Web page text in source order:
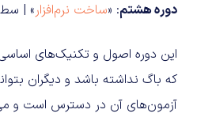
دوره هشتم: «ساخت نرم‌افزار» |
این دوره اصول و تکنیک‌های اساسی
که باگ نداشته باشد و دیگران
آزمون‌های آن در دسترس است و